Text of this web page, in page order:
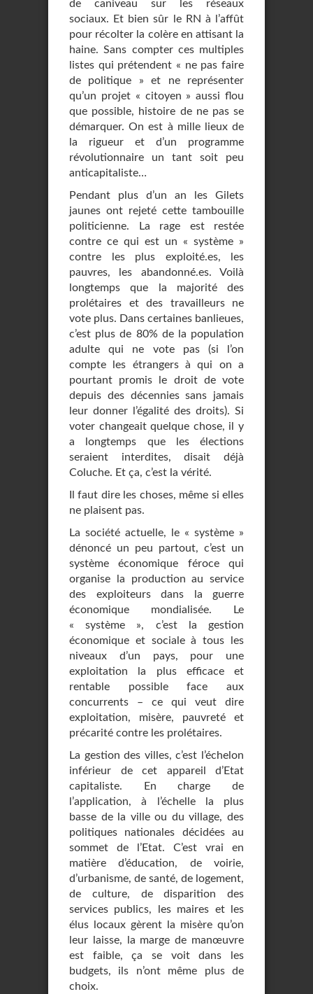
de caniveau sur les réseaux
sociaux. Et bien sûr le RN à l’affût
pour récolter la colère en attisant la
haine. Sans compter ces multiples
listes qui prétendent « ne pas faire
de politique » et ne représenter
qu’un projet « citoyen » aussi flou
que possible, histoire de ne pas se
démarquer. On est à mille lieux de
la rigueur et d’un programme
révolutionnaire un tant soit peu
anticapitaliste…
Pendant plus d’un an les Gilets
jaunes ont rejeté cette tambouille
politicienne. La rage est restée
contre ce qui est un « système »
contre les plus exploité.es, les
pauvres, les abandonné.es. Voilà
longtemps que la majorité des
prolétaires et des travailleurs ne
vote plus. Dans certaines banlieues,
c’est plus de 80% de la population
adulte qui ne vote pas (si l’on
compte les étrangers à qui on a
pourtant promis le droit de vote
depuis des décennies sans jamais
leur donner l’égalité des droits). Si
voter changeait quelque chose, il y
a longtemps que les élections
seraient interdites, disait déjà
Coluche. Et ça, c’est la vérité.
Il faut dire les choses, même si elles
ne plaisent pas.
La société actuelle, le « système »
dénoncé un peu partout, c’est un
système économique féroce qui
organise la production au service
des exploiteurs dans la guerre
économique mondialisée. Le
« système », c’est la gestion
économique et sociale à tous les
niveaux d’un pays, pour une
exploitation la plus efficace et
rentable possible face aux
concurrents – ce qui veut dire
exploitation, misère, pauvreté et
précarité contre les prolétaires.
La gestion des villes, c’est l’échelon
inférieur de cet appareil d’Etat
capitaliste. En charge de
l’application, à l’échelle la plus
basse de la ville ou du village, des
politiques nationales décidées au
sommet de l’Etat. C’est vrai en
matière d’éducation, de voirie,
d’urbanisme, de santé, de logement,
de culture, de disparition des
services publics, les maires et les
élus locaux gèrent la misère qu’on
leur laisse, la marge de manœuvre
est faible, ça se voit dans les
budgets, ils n’ont même plus de
choix.